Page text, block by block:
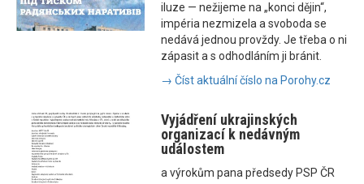
iluze — nežijeme na „konci dějin“,
impéria nezmizela a svoboda se
nedává jednou provždy. Je třeba o ni
zápasit a s odhodláním ji bránit.
→ Číst aktuální číslo na Porohy.cz
Vyjádření ukrajinských
organizací k nedávným
událostem
a výrokům pana předsedy PSP ČR